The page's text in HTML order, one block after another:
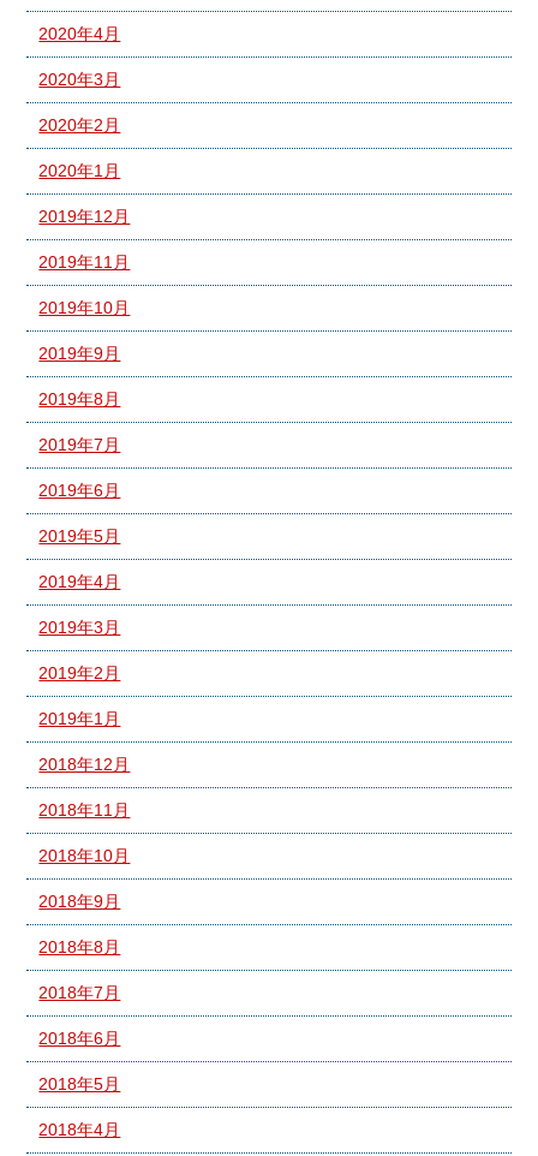
2020年4月
2020年3月
2020年2月
2020年1月
2019年12月
2019年11月
2019年10月
2019年9月
2019年8月
2019年7月
2019年6月
2019年5月
2019年4月
2019年3月
2019年2月
2019年1月
2018年12月
2018年11月
2018年10月
2018年9月
2018年8月
2018年7月
2018年6月
2018年5月
2018年4月